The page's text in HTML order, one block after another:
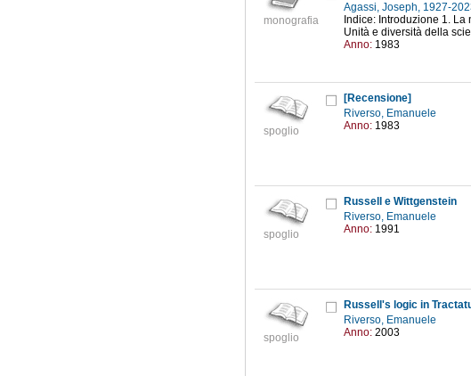
monografia
Agassi, Joseph, 1927-
Indice: Introduzione 1.
Unità e diversità della
Anno: 1983
spoglio
[Recensione]
Riverso, Emanuele
Anno: 1983
spoglio
Russell e Wittgenstein
Riverso, Emanuele
Anno: 1991
spoglio
Russell's logic in
Riverso, Emanuele
Anno: 2003